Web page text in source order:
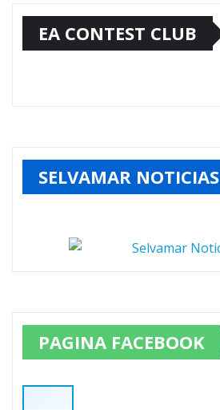
EA CONTEST CLUB
SELVAMAR NOTICIAS
PAGINA FACEBOOK